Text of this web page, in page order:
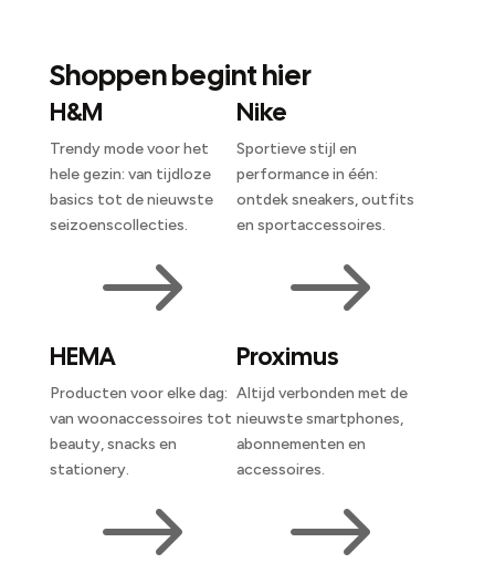
Shoppen begint hier
H&M
Trendy mode voor het
hele gezin: van tijdloze
basics tot de nieuwste
seizoenscollecties.
$
Nike
Sportieve stijl en
performance in één:
ontdek sneakers, outfits
en sportaccessoires.
$
HEMA
Producten voor elke dag:
van woonaccessoires tot
beauty, snacks en
stationery.
$
Proximus
Altijd verbonden met de
nieuwste smartphones,
abonnementen en
accessoires.
$